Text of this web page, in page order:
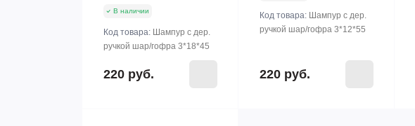
В наличии
Код товара: Шампур с дер.
ручкой шар/гофра 3*18*45
220 руб.
Код товара: Шампур с дер.
ручкой шар/гофра 3*12*55
220 руб.